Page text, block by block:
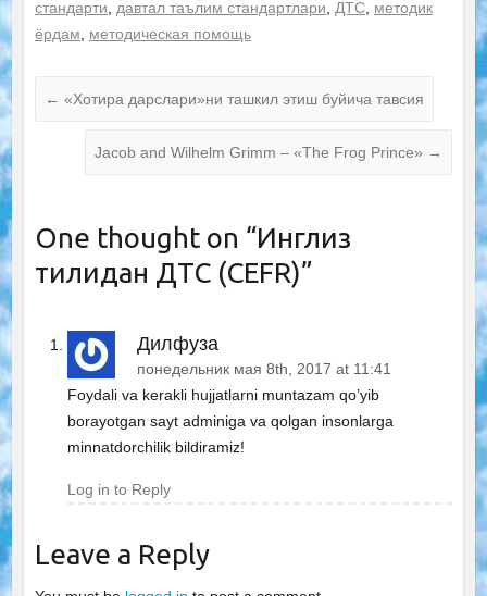
стандарти
давтал таълим стандартлари ДТС, методик
ёрдам
методическая помощь
← «Хотира дарслари»ни ташкил этиш буйича тавсия
Jacob and Wilhelm Grimm – «The Frog Prince» →
One thought on “Инглиз
тилидан ДТС (CEFR)”
Дилфуза
понедельник мая 8th, 2017 at 11:41
Foydali va kerakli hujjatlarni muntazam qo’yib
borayotgan sayt adminiga va qolgan insonlarga
minnatdorchilik bildiramiz!
Log in to Reply
Leave a Reply